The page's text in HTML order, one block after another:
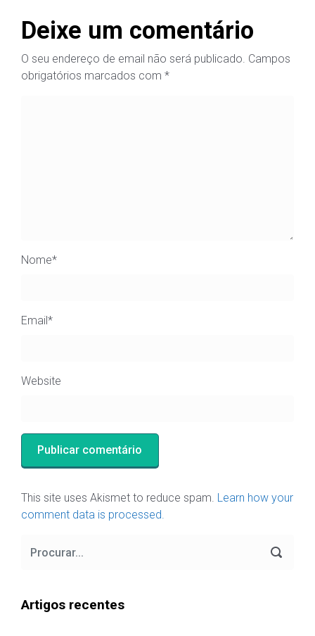
Deixe um comentário
O seu endereço de email não será publicado. Campos
obrigatórios marcados com *
Nome*
Email*
Website
This site uses Akismet to reduce spam. Learn how your
comment data is processed.
Artigos recentes